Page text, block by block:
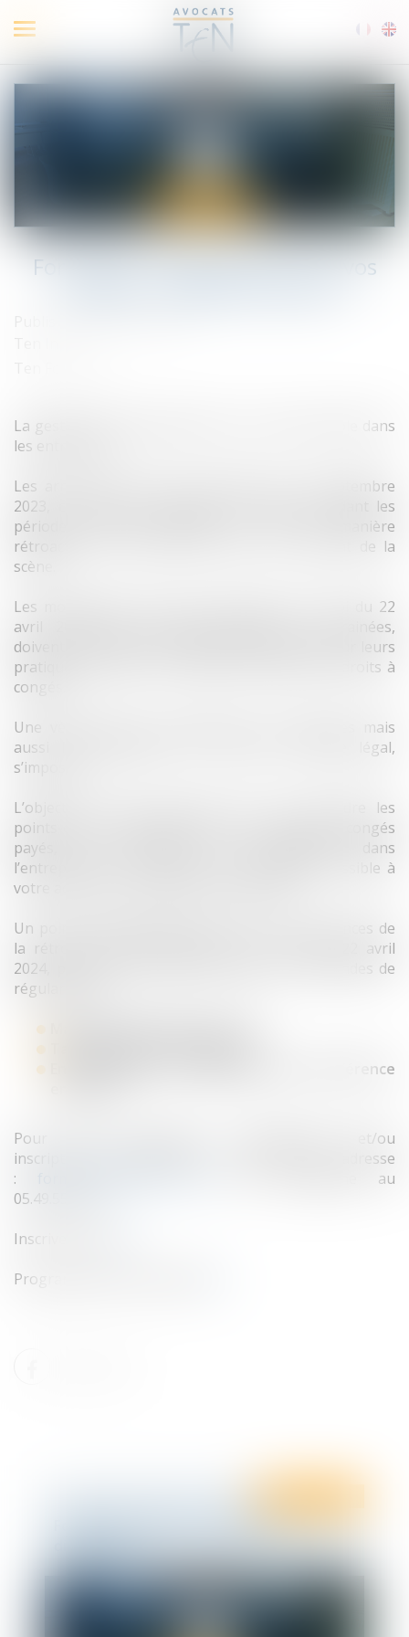
Ouvrir
le
menu
Formation - Gestion des CP de vos
La gestion des congés payés est un sujet sensible dans
les entreprises.
Les arrêts de la Cour de cassation du 13 septembre
2023, consacrant l’acquisition de congés pendant les
périodes d’arrêts maladie, et ceci de manière
rétroactive, ont ramené ce sujet sur le devant de la
scène.
Les modifications du Code du travail, par la loi du 22
avril 2024, que cette jurisprudence a entrainées,
doivent amener les entreprises à s’interroger sur leurs
pratiques actuelles, en matière de gestion des droits à
congés.
Une vérification de la légalité de ces pratiques mais
aussi leur adaptation au nouveau contexte légal,
s’imposent.
L’objectif de cette formation est de reprendre les
points-clés de l’acquisition et de la prise des congés
payés, pour sécuriser leur organisation dans
l’entreprise, de la manière la plus adaptée possible à
votre activité et aux attentes des salariés.
Un point sera également fait sur les conséquences de
la rétroactivité des dispositions de la loi du 22 avril
2024, pour vous permettre de gérer les demandes de
régularisation.
En présentiel ou en distanciel (visio-conférence
Pour toute information supplémentaire et/ou
inscription, contactez-nous : par mail à l’adresse
:
, par téléphone au
05.49.55.99.17
Inscrivez-vous
Programme de la formation